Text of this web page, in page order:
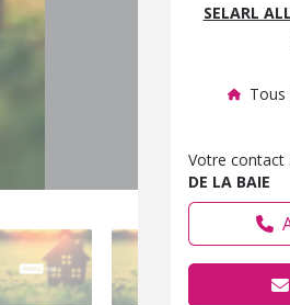
SELARL
Tous
Votre contact :
DE LA BAIE